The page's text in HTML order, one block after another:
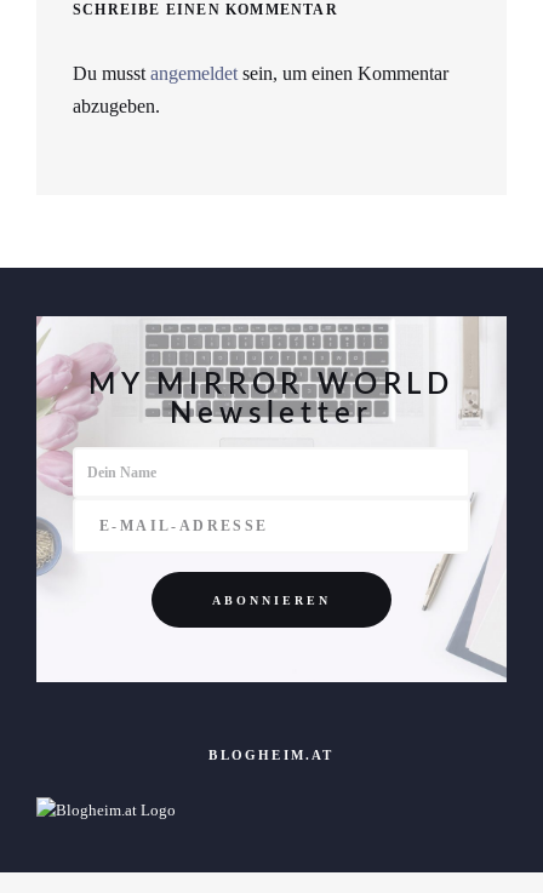
SCHREIBE EINEN KOMMENTAR
Du musstangemeldetsein, um einen Kommentar
abzugeben.
MY MIRROR WORLD
Newsletter
BLOGHEIM.AT